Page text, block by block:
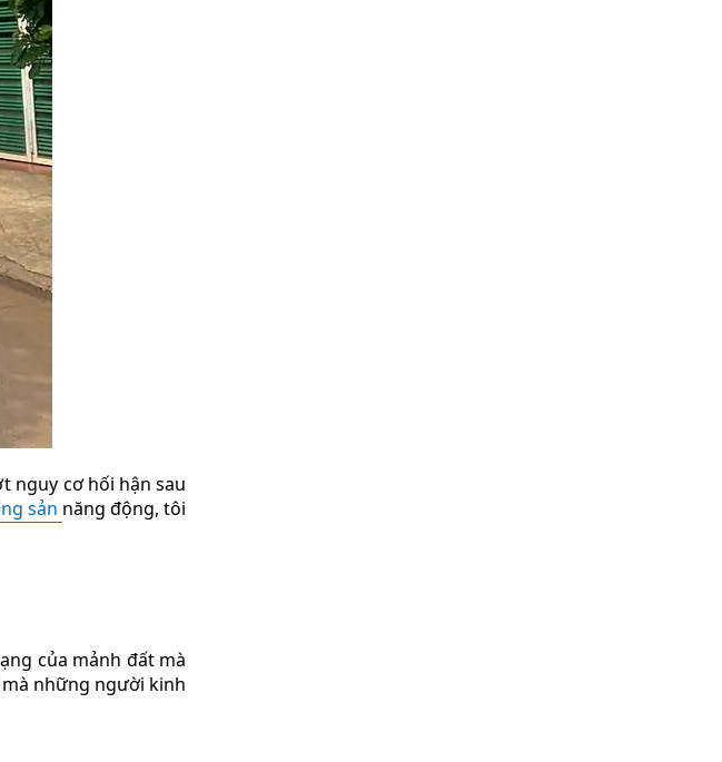
nguy cơ hối hận sau
sản năng động, tôi
của mảnh đất mà
mà những người kinh